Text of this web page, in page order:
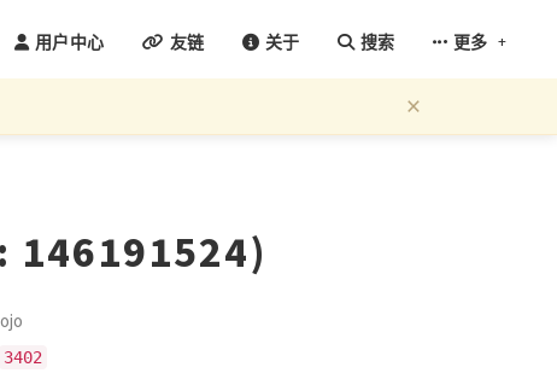
用户中心 友链 关于 搜索 更多 +
×
146191524)
3402